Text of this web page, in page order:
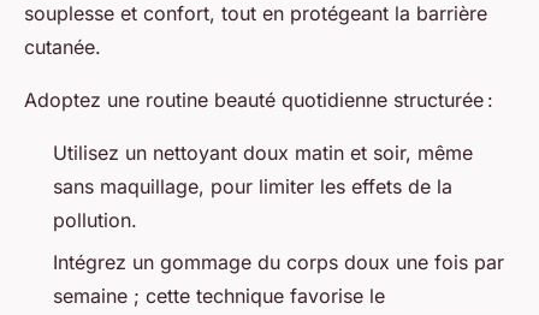
souplesse et confort, tout en protégeant la barrière
cutanée.
Adoptez une routine beauté quotidienne structurée :
Utilisez un nettoyant doux matin et soir, même
sans maquillage, pour limiter les effets de la
pollution.
Intégrez un gommage du corps doux une fois par
semaine ; cette technique favorise le